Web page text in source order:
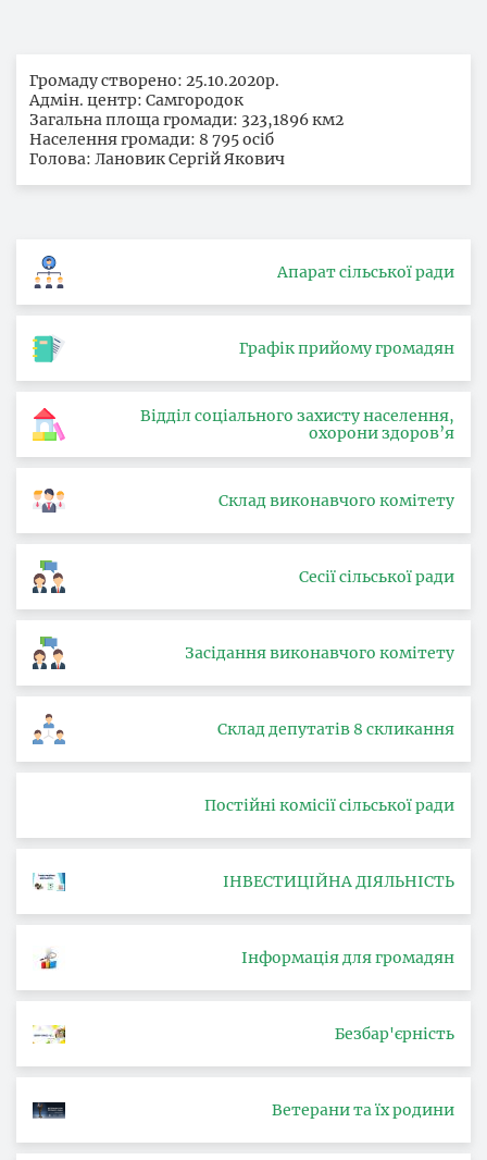
Громаду створено: 25.10.2020р.
Адмін. центр: Самгородок
Загальна площа громади: 323,1896 км2
Населення громади: 8 795 осіб
Голова: Лановик Сергій Якович
Апарат сільської ради
Графік прийому громадян
Відділ соціального захисту населення,
охорони здоров’я
Склад виконавчого комітету
Сесії сільської ради
Засідання виконавчого комітету
Склад депутатів 8 скликання
Постійні комісії сільської ради
ІНВЕСТИЦІЙНА ДІЯЛЬНІСТЬ
Інформація для громадян
Безбар'єрність
Ветерани та їх родини